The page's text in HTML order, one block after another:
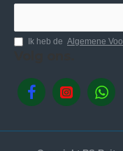
Ik heb de Algemene